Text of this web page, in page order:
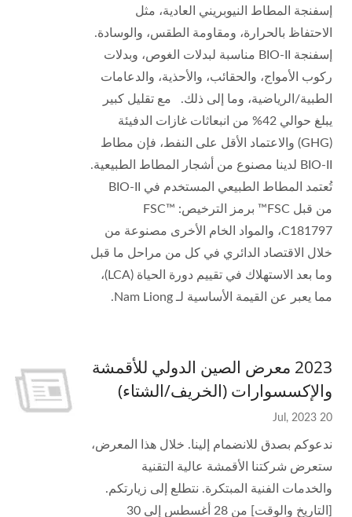
إسفنجة المطاط النيوبريني العادية، مثل
الاحتفاظ بالحرارة، ومقاومة الطقس، والوسادة.
إسفنجة BIO-II مناسبة لبدلات الغوص، وبدلات
ركوب الأمواج، والحقائب، والأحذية، والدعامات
الطبية/الرياضية، وما إلى ذلك. مع تقليل كبير
يبلغ حوالي 42% من انبعاثات غازات الدفيئة
(GHG) والاعتماد الأقل على النفط، فإن مطاط
BIO-II لدينا مصنوع من أشجار المطاط الطبيعية.
تُعتمد المطاط الطبيعي المستخدم في BIO-II
من قبل FSC™ برمز الترخيص: FSC™
C181797، والمواد الخام الأخرى مصنوعة من
خلال الاقتصاد الدائري في كل من مراحل ما قبل
وما بعد الاستهلاك في تقييم دورة الحياة (LCA)،
مما يعبر عن القيمة الأساسية لـ Nam Liong.
2023 معرض الصين الدولي للأقمشة
والإكسسوارات (الخريف/الشتاء)
20 Jul, 2023
ندعوكم بصدق للانضمام إلينا. خلال هذا المعرض،
ستعرض شركتنا الأقمشة عالية التقنية
والخدمات الفنية المبتكرة. نتطلع إلى زيارتكم.
[التاريخ والوقت] من 28 أغسطس إلى 30